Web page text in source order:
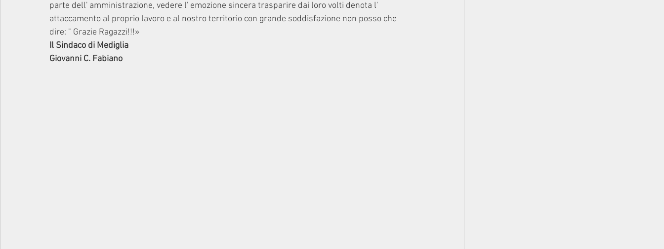
parte dell' amministrazione, vedere l' emozione sincera trasparire dai loro volti denota l'
attaccamento al proprio lavoro e al nostro territorio con grande soddisfazione non posso che
dire: " Grazie Ragazzi!!!»
Il Sindaco di Mediglia
Giovanni C. Fabiano